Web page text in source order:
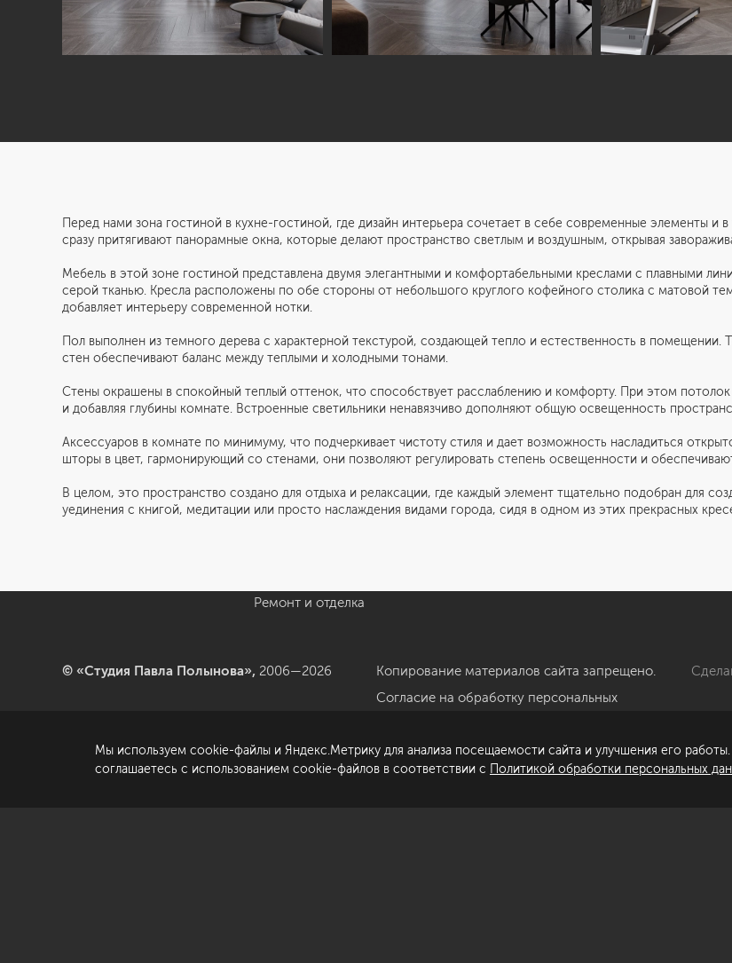
Перед нами зона гостиной в кухне-гостиной, где дизайн интерьера сочетает в себе современные элементы
сразу притягивают панорамные окна, которые делают пространство светлым и воздушным, открывая
Мебель в этой зоне гостиной представлена двумя элегантными и комфортабельными креслами с плавными
серой тканью. Кресла расположены по обе стороны от небольшого круглого кофейного столика с матовой
добавляет интерьеру современной нотки.
Пол выполнен из темного дерева с характерной текстурой, создающей тепло и естественность в
стен обеспечивают баланс между теплыми и холодными тонами.
Стены окрашены в спокойный теплый оттенок, что способствует расслаблению и комфорту. При этом
и добавляя глубины комнате. Встроенные светильники ненавязчиво дополняют общую освещенность
Аксессуаров в комнате по минимуму, что подчеркивает чистоту стиля и дает возможность насладиться
шторы в цвет, гармонирующий со стенами, они позволяют регулировать степень освещенности и
В целом, это пространство создано для отдыха и релаксации, где каждый элемент тщательно подобран для
уединения с книгой, медитации или просто наслаждения видами города, сидя в одном из этих прекрасных
Студия
О нас
Услуги
Дизайн интерьера
Ремонт и отделка
Информация
Портфолио
Обсудить
© «Студия Павла Полынова», 2006—2026
Копирование материалов сайта запрещено.
Согласие на обработку персональных
Политика обработки персональных данных
Мы используем cookie-файлы и Яндекс.Метрику для анализа посещаемости сайта и улучшения его
соглашаетесь с использованием cookie-файлов в соответствии с Политикой обработки персональных